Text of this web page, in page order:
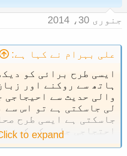
ک
ا
غ
ز
ک
ر
ن
ے
و
آ
غ
جنوری 30، 2014
علی بہرام نے کہا ہے:
ایسی طرح برائی کو
ہاتھ سے روکنے اور
والی حدیث سے احیجاجی
لی جاسکتی ہے تو اس سے
جاسکتی ہے ایسی طرح
احتجاجی جلوس کی کوئی
to expand...